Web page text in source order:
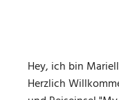
Hey, ich bin
Herzlich